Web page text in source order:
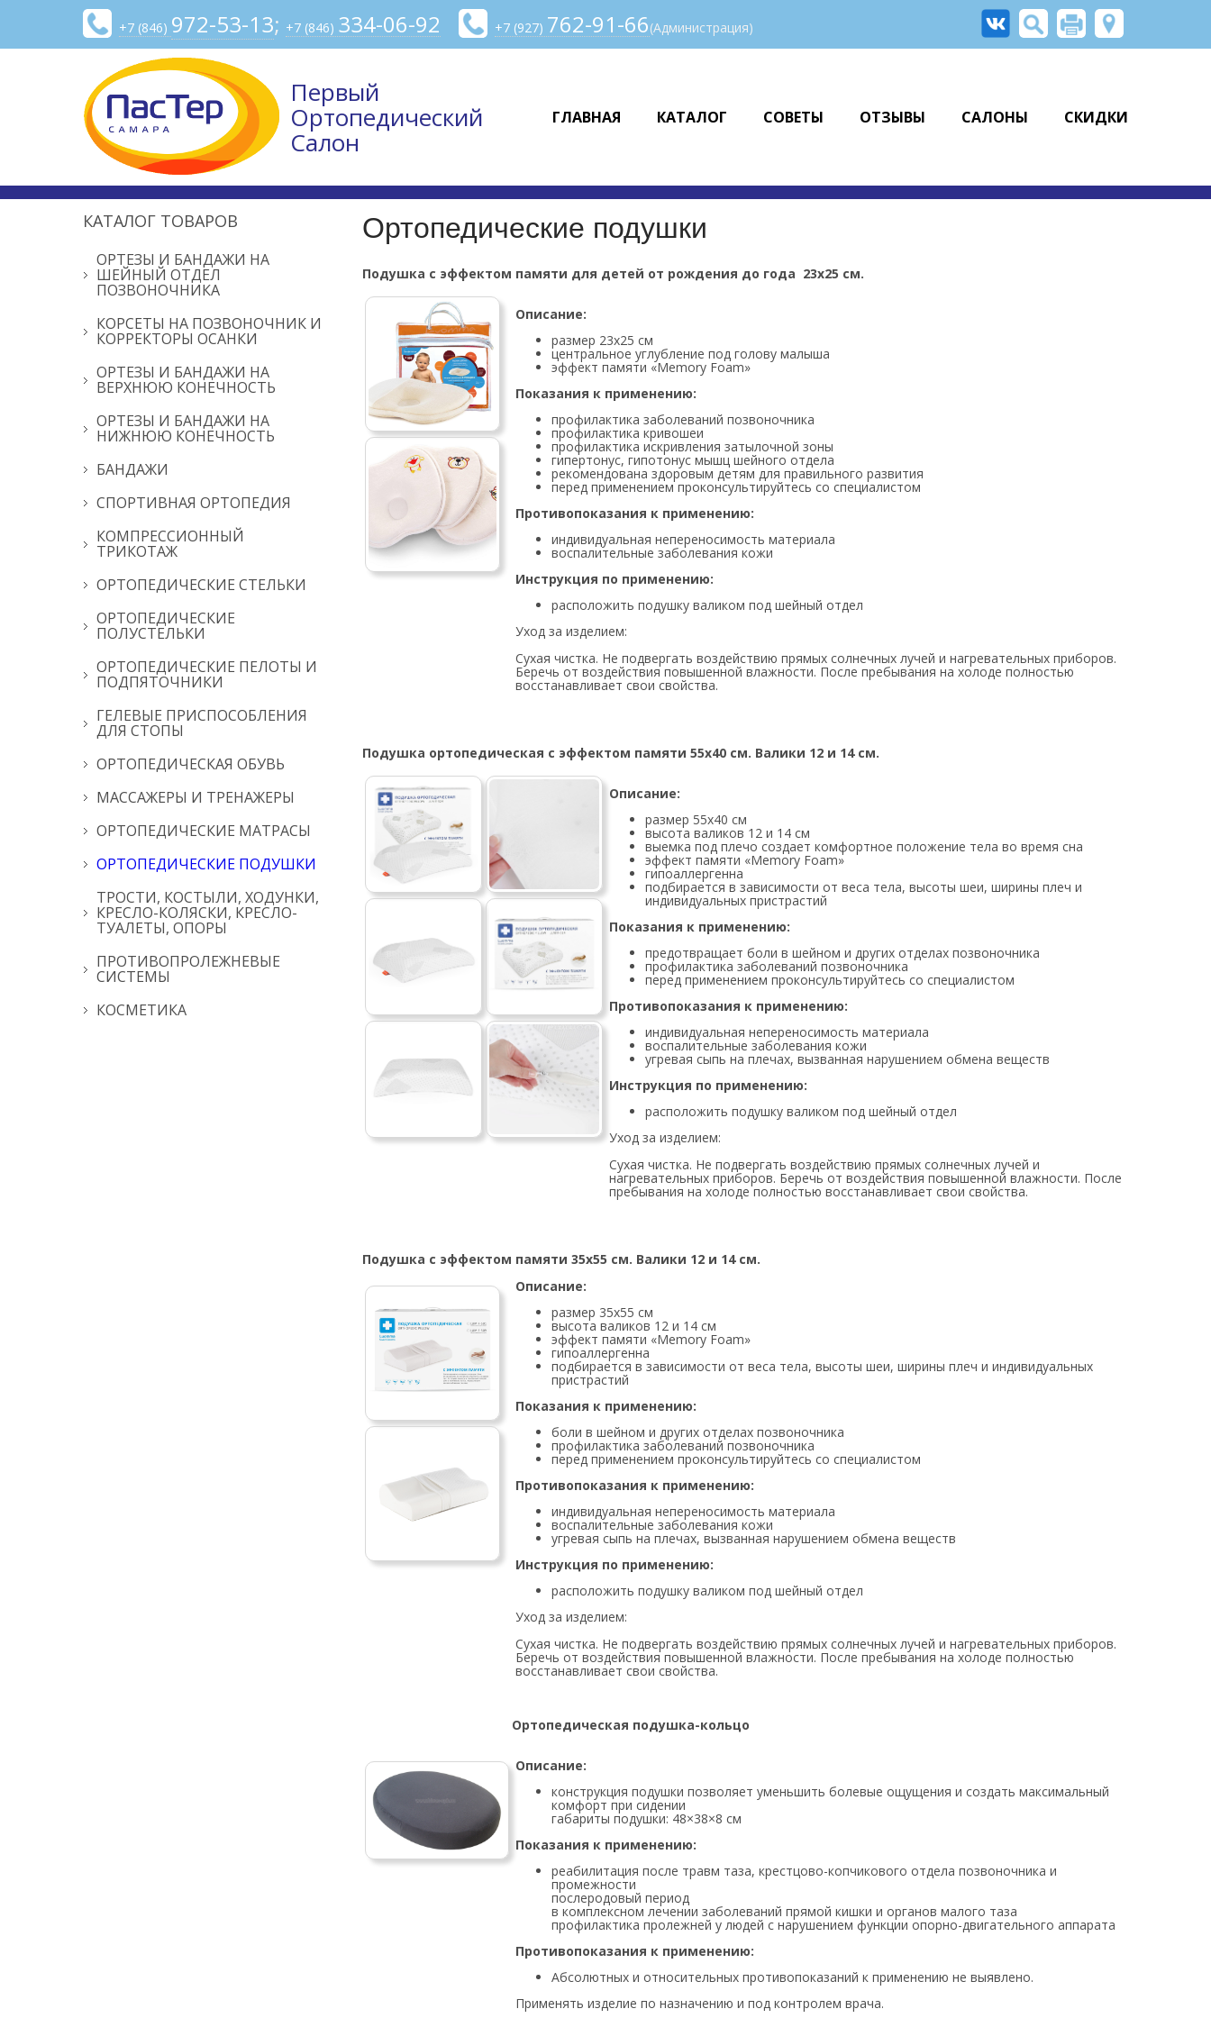
+7 (846) 972-53-13; +7 (846) 334-06-92 +7 (927) 762-91-66(Администрация)
Первый
Ортопедический
Салон
ГЛАВНАЯ КАТАЛОГ СОВЕТЫ ОТЗЫВЫ САЛОНЫ СКИДКИ
КАТАЛОГ ТОВАРОВ
ОРТЕЗЫ И БАНДАЖИ НА
ШЕЙНЫЙ ОТДЕЛ
ПОЗВОНОЧНИКА
КОРСЕТЫ НА ПОЗВОНОЧНИК И
КОРРЕКТОРЫ ОСАНКИ
ОРТЕЗЫ И БАНДАЖИ НА
ВЕРХНЮЮ КОНЕЧНОСТЬ
ОРТЕЗЫ И БАНДАЖИ НА
НИЖНЮЮ КОНЕЧНОСТЬ
БАНДАЖИ
СПОРТИВНАЯ ОРТОПЕДИЯ
КОМПРЕССИОННЫЙ
ТРИКОТАЖ
ОРТОПЕДИЧЕСКИЕ СТЕЛЬКИ
ОРТОПЕДИЧЕСКИЕ
ПОЛУСТЕЛЬКИ
ОРТОПЕДИЧЕСКИЕ ПЕЛОТЫ И
ПОДПЯТОЧНИКИ
ГЕЛЕВЫЕ ПРИСПОСОБЛЕНИЯ
ДЛЯ СТОПЫ
ОРТОПЕДИЧЕСКАЯ ОБУВЬ
МАССАЖЕРЫ И ТРЕНАЖЕРЫ
ОРТОПЕДИЧЕСКИЕ МАТРАСЫ
ОРТОПЕДИЧЕСКИЕ ПОДУШКИ
ТРОСТИ, КОСТЫЛИ, ХОДУНКИ,
КРЕСЛО-КОЛЯСКИ, КРЕСЛО-
ТУАЛЕТЫ, ОПОРЫ
ПРОТИВОПРОЛЕЖНЕВЫЕ
СИСТЕМЫ
КОСМЕТИКА
Ортопедические подушки
Подушка с эффектом памяти для детей от рождения до года 23х25 см.
Описание:
размер 23х25 см
центральное углубление под голову малыша
эффект памяти «Memory Foam»
Показания к применению:
профилактика заболеваний позвоночника
профилактика кривошеи
профилактика искривления затылочной зоны
гипертонус, гипотонус мышц шейного отдела
рекомендована здоровым детям для правильного развития
перед применением проконсультируйтесь со специалистом
Противопоказания к применению:
индивидуальная непереносимость материала
воспалительные заболевания кожи
Инструкция по применению:
расположить подушку валиком под шейный отдел
Уход за изделием:
Cухая чистка. Не подвергать воздействию прямых солнечных лучей и нагревательных приборов.
Беречь от воздействия повышенной влажности. После пребывания на холоде полностью
восстанавливает свои свойства.
Подушка ортопедическая с эффектом памяти 55х40 см. Валики 12 и 14 см.
Описание:
размер 55х40 см
высота валиков 12 и 14 см
выемка под плечо создает комфортное положение тела во время сна
эффект памяти «Memory Foam»
гипоаллергенна
подбирается в зависимости от веса тела, высоты шеи, ширины плеч и
индивидуальных пристрастий
Показания к применению:
предотвращает боли в шейном и других отделах позвоночника
профилактика заболеваний позвоночника
перед применением проконсультируйтесь со специалистом
Противопоказания к применению:
индивидуальная непереносимость материала
воспалительные заболевания кожи
угревая сыпь на плечах, вызванная нарушением обмена веществ
Инструкция по применению:
расположить подушку валиком под шейный отдел
Уход за изделием:
Cухая чистка. Не подвергать воздействию прямых солнечных лучей и
нагревательных приборов. Беречь от воздействия повышенной влажности. После
пребывания на холоде полностью восстанавливает свои свойства.
Подушка с эффектом памяти 35х55 см. Валики 12 и 14 см.
Описание:
размер 35х55 см
высота валиков 12 и 14 см
эффект памяти «Memory Foam»
гипоаллергенна
подбирается в зависимости от веса тела, высоты шеи, ширины плеч и индивидуальных
пристрастий
Показания к применению:
боли в шейном и других отделах позвоночника
профилактика заболеваний позвоночника
перед применением проконсультируйтесь со специалистом
Противопоказания к применению:
индивидуальная непереносимость материала
воспалительные заболевания кожи
угревая сыпь на плечах, вызванная нарушением обмена веществ
Инструкция по применению:
расположить подушку валиком под шейный отдел
Уход за изделием:
Cухая чистка. Не подвергать воздействию прямых солнечных лучей и нагревательных приборов.
Беречь от воздействия повышенной влажности. После пребывания на холоде полностью
восстанавливает свои свойства.
Ортопедическая подушка-кольцо
Описание:
конструкция подушки позволяет уменьшить болевые ощущения и создать максимальный
комфорт при сидении
габариты подушки: 48×38×8 см
Показания к применению:
реабилитация после травм таза, крестцово-копчикового отдела позвоночника и
промежности
послеродовый период
в комплексном лечении заболеваний прямой кишки и органов малого таза
профилактика пролежней у людей с нарушением функции опорно-двигательного аппарата
Противопоказания к применению:
Абсолютных и относительных противопоказаний к применению не выявлено.
Применять изделие по назначению и под контролем врача.